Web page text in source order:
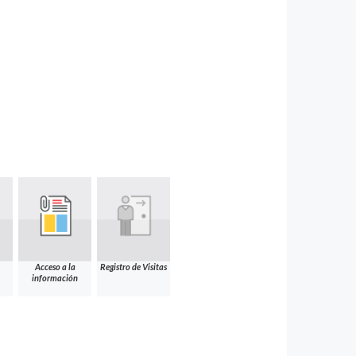
Acceso a la
información
Registro de Visitas